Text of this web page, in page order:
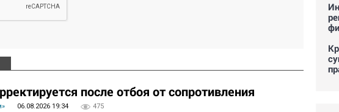
после отбоя от сопротивления
06.08.2026 19:34 475